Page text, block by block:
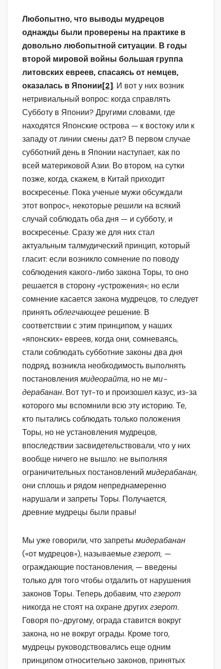
Любопытно, что выводы мудрецов
однажды были проверены на практике в
довольно любопытной ситуации. В годы
второй мировой войны большая группа
литовских евреев, спасаясь от немцев,
оказалась в Японии[2]. И вот у них возник
нетривиальный вопрос: когда справлять
Субботу в Японии? Другими словами, где
находятся Японские острова — к востоку или к
западу от линии смены дат? В первом случае
субботний день в Японии наступает, как по
всей материковой Азии. Во втором, на сутки
позже, когда, скажем, в Китай приходит
воскресенье. Пока ученые мужи обсуждали
этот вопрос», некоторые решили на всякий
случай соблюдать оба дня — и субботу, и
воскресенье. Сразу же для них стал
актуальным талмудический принцип, который
гласит: если возникло сомнение по поводу
соблюдения какого-либо закона Торы, то оно
решается в сторону «устрожения»; но если
сомнение касается закона мудрецов, то следует
принятьоблегчающее решение. В
соответствии с этим принципом, у наших
«японских» евреев, когда они, сомневаясь,
стали соблюдать субботние законы два дня
подряд, возникла необходимость выполнять
постановления мидеорайта, но неми-
дерабанан. Вот тут-то и произошел казус, из-за
которого мы вспомнили всю эту историю. Те,
кто пытались соблюдать только положения
Торы, но не установления мудрецов,
впоследствии засвидетельствовали, что у них
вообще ничего не вышло: не выполняя
ограничительных постановлений мидерабанан,
они сплошь и рядом непреднамеренно
нарушали и запреты Торы. Получается,
древние мудрецы были правы!
Мы уже говорили, что запреты мидерабанан
(«от мудрецов»), называемыегзерот, —
ограждающие постановления, — введены
только для того чтобы отдалить от нарушения
законов Торы. Теперь добавим, чтогзерот
никогда не стоят на охране другихгзерот.
Говоря по-другому, ограда ставится вокруг
закона, но не вокруг ограды. Кроме того,
мудрецы руководствовались еще одним
принципом относительно законов, принятых